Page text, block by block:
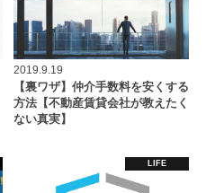
2019.9.19
【裏ワザ】仲介手数料を安くする
方法【不動産賃貸会社が教えたく
ない真実】
LIFE